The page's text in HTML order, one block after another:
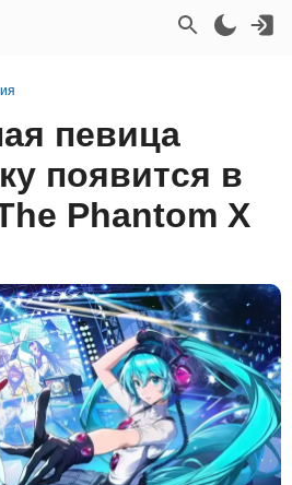
певица
появится в
Phantom X